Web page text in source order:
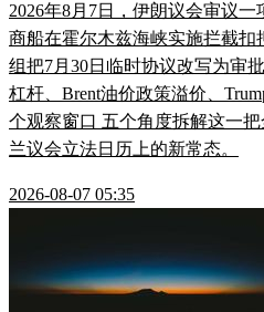
2026年8月7日，伊朗议会审议
商船在霍尔木兹海峡实施拦截
组把7月30日临时协议改写为审
杠杆、Brent油价政策溢价、
个观察窗口 五个角度拆解这一
兰议会立法日历上的新常态。
2026-08-07 05:35